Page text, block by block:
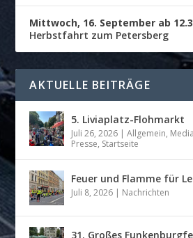
Mittwoch, 16. September ab
Herbstfahrt zum Petersberg
AKTUELLE BEITRÄGE
5. Liviaplatz-Flohmarkt
Juli 26, 2026 |Allgemein,
Presse, Startseite
Feuer und Flamme für
Juli 8, 2026 | Nachrichten
31. Großes